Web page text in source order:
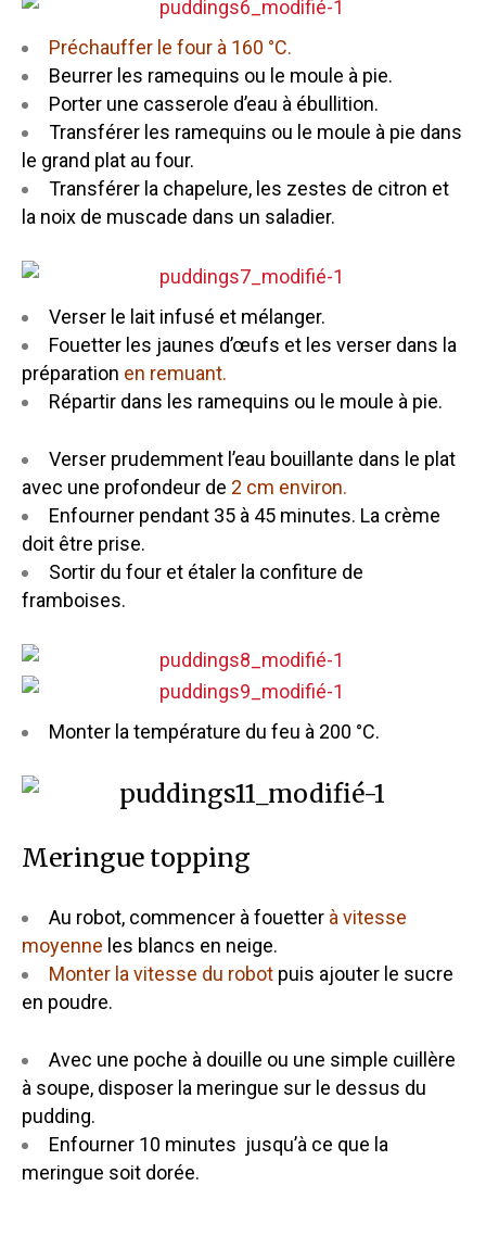
Préchauffer le four à 160 °C.
Beurrer les ramequins ou le moule à pie.
Porter une casserole d’eau à ébullition.
Transférer les ramequins ou le moule à pie dans
le grand plat au four.
Transférer la chapelure, les zestes de citron et
la noix de muscade dans un saladier.
Verser le lait infusé et mélanger.
Fouetter les jaunes d’œufs et les verser dans la
préparation en remuant.
Répartir dans les ramequins ou le moule à pie.
Verser prudemment l’eau bouillante dans le plat
avec une profondeur de 2 cm environ.
Enfourner pendant 35 à 45 minutes. La crème
doit être prise.
Sortir du four et étaler la confiture de
framboises.
Monter la température du feu à 200 °C.
Meringue topping
Au robot, commencer à fouetter à vitesse
moyenne les blancs en neige.
Monter la vitesse du robot puis ajouter le sucre
en poudre.
Avec une poche à douille ou une simple cuillère
à soupe, disposer la meringue sur le dessus du
pudding.
Enfourner 10 minutes jusqu’à ce que la
meringue soit dorée.